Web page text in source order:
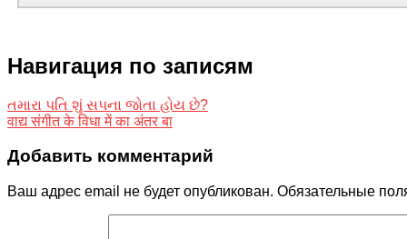
Навигация по записям
તમારા પતિ શું સપના જોતા હોય છે?
वाद्य संगीत के विधा में का अंतर बा
Добавить комментарий
Ваш адрес email не будет опубликован. Обязательные